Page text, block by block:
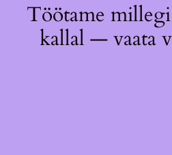
Töötame millegi
kallal — vaata